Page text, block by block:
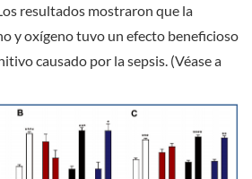
resultados mostraron que la
y oxígeno tuvo un efecto beneficioso
causado por la sepsis. (Véase a